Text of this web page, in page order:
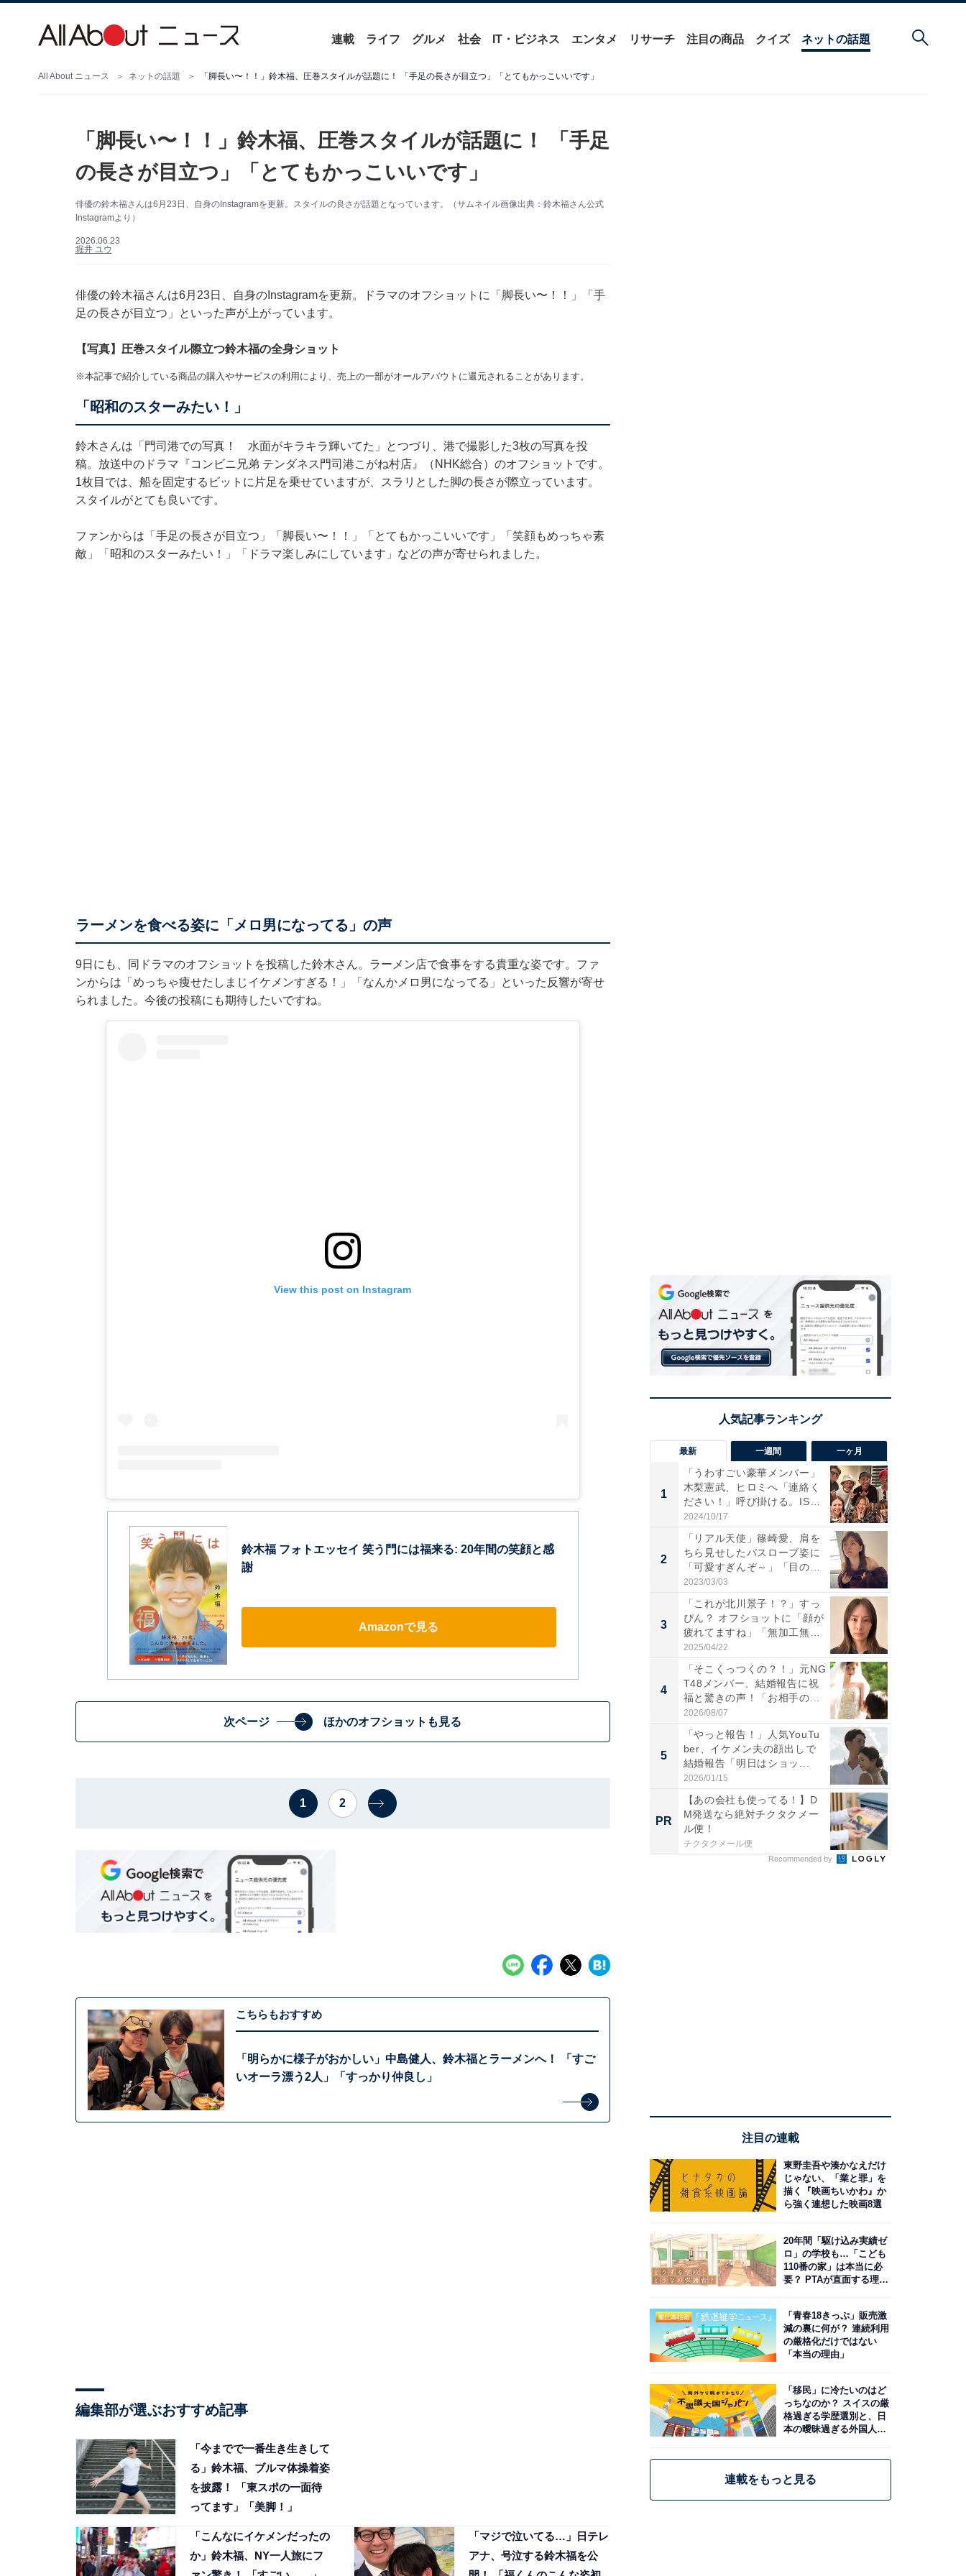
連載 ライフ グルメ 社会 IT・ビジネス エンタメ リサーチ 注目の商品 クイズ ネットの話題
All About ニュース ネットの話題 「脚長い〜！！」鈴木福、圧巻スタイルが話題に！ 「手足の長さが目立つ」「とてもかっこいいです」
「脚長い〜！！」鈴木福、圧巻スタイルが話題に！ 「手足
の長さが目立つ」「とてもかっこいいです」
俳優の鈴木福さんは6月23日、自身のInstagramを更新。スタイルの良さが話題となっています。（サムネイル画像出典：鈴木福さん公式
Instagramより）
2026.06.23
堀井 ユウ
俳優の鈴木福さんは6月23日、自身のInstagramを更新。ドラマのオフショットに「脚長い〜！！」「手
足の長さが目立つ」といった声が上がっています。
【写真】圧巻スタイル際立つ鈴木福の全身ショット
※本記事で紹介している商品の購入やサービスの利用により、売上の一部がオールアバウトに還元されることがあります。
「昭和のスターみたい！」
鈴木さんは「門司港での写真！ 水面がキラキラ輝いてた」とつづり、港で撮影した3枚の写真を投
稿。放送中のドラマ『コンビニ兄弟 テンダネス門司港こがね村店』（NHK総合）のオフショットです。
1枚目では、船を固定するビットに片足を乗せていますが、スラリとした脚の長さが際立っています。
スタイルがとても良いです。
ファンからは「手足の長さが目立つ」「脚長い〜！！」「とてもかっこいいです」「笑顔もめっちゃ素
敵」「昭和のスターみたい！」「ドラマ楽しみにしています」などの声が寄せられました。
ラーメンを食べる姿に「メロ男になってる」の声
9日にも、同ドラマのオフショットを投稿した鈴木さん。ラーメン店で食事をする貴重な姿です。ファ
ンからは「めっちゃ痩せたしまじイケメンすぎる！」「なんかメロ男になってる」といった反響が寄せ
られました。今後の投稿にも期待したいですね。
View this post on Instagram
鈴木福 フォトエッセイ 笑う門には福来る: 20年間の笑顔と感
謝
Amazonで見る
次ページ ほかのオフショットも見る
1 2
こちらもおすすめ
「明らかに様子がおかしい」中島健人、鈴木福とラーメンへ！ 「すご
いオーラ漂う2人」「すっかり仲良し」
編集部が選ぶおすすめ記事
「今までで一番生き生きして
る」鈴木福、ブルマ体操着姿
を披露！ 「東スポの一面待
ってます」「美脚！」
「こんなにイケメンだったの
か」鈴木福、NY一人旅にフ
「マジで泣いてる…」日テレ
アナ、号泣する鈴木福を公
最新 一週間 一ヶ月
1
「うわすごい豪華メンバー」
木梨憲武、ヒロミへ「連絡く
ださい！」呼び掛ける。IS
S...
2024/10/17
2
「リアル天使」篠崎愛、肩を
ちら見せしたバスローブ姿に
「可愛すぎんぞ～」「目の表
情...
2023/03/03
3
「これが北川景子！？」すっ
ぴん？ オフショットに「顔が
疲れてますね」「無加工無
表...
2025/04/22
4
「そこくっつくの？！」元NG
T48メンバー、結婚報告に祝
福と驚きの声！「お相手の...
2026/08/07
5
「やっと報告！」人気YouTu
ber、イケメン夫の顔出しで
結婚報告「明日はショッ...
2026/01/15
PR
【あの会社も使ってる！】D
M発送なら絶対チクタクメー
ル便！
チクタクメール便
Recommended by
注目の連載
東野圭吾や湊かなえだけ
じゃない、「業と罪」を
描く『映画ちいかわ』か
ら強く連想した映画8選
20年間「駆け込み実績ゼ
ロ」の学校も…「こども
110番の家」は本当に必
要？ PTAが直面する理想
「青春18きっぷ」販売激
減の裏に何が？ 連続利用
の厳格化だけではない
「本当の理由」
「移民」に冷たいのはど
っちなのか？ スイスの厳
格過ぎる学歴選別と、日
本の曖昧過ぎる外国人政
連載をもっと見る